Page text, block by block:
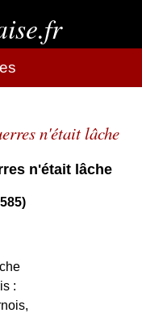
n'était lâche
n'était lâche
: